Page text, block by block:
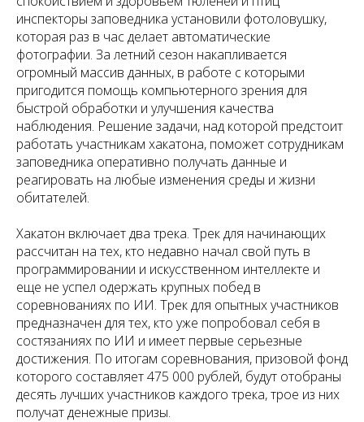
инспекторы заповедника установили фотоловушку,
которая раз в час делает автоматические
фотографии. За летний сезон накапливается
огромный массив данных, в работе с которыми
пригодится помощь компьютерного зрения для
быстрой обработки и улучшения качества
наблюдения. Решение задачи, над которой предстоит
работать участникам хакатона, поможет сотрудникам
заповедника оперативно получать данные и
реагировать на любые изменения среды и жизни
обитателей.
Хакатон включает два трека. Трек для начинающих
рассчитан на тех, кто недавно начал свой путь в
программировании и искусственном интеллекте и
еще не успел одержать крупных побед в
соревнованиях по ИИ. Трек для опытных участников
предназначен для тех, кто уже попробовал себя в
состязаниях по ИИ и имеет первые серьезные
достижения. По итогам соревнования, призовой фонд
которого составляет 475 000 рублей, будут отобраны
десять лучших участников каждого трека, трое из них
получат денежные призы.